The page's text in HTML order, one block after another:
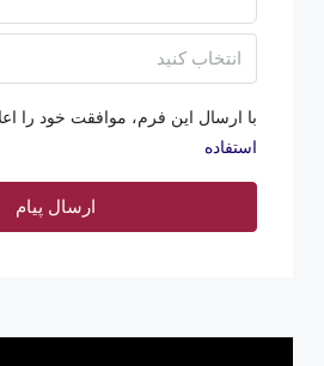
انتخاب کنید
با ارسال این فرم، موافقت خود را
استفاده
ارسال پیام